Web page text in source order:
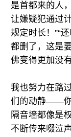
是首都来的人
让嫌疑犯通过
规定时长！”“
都删了，这是
佛变得更加没
我也努力在路
们的动静——你
隔音墙都像是
不断传来啜泣